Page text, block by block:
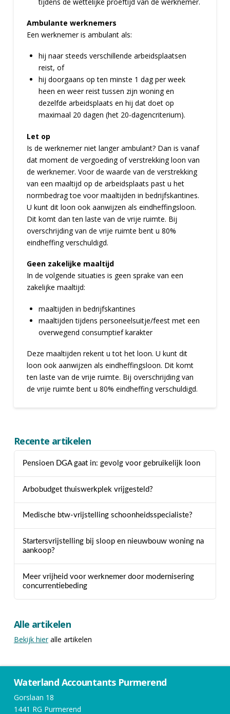
Ambulante werknemers
Een werknemer is ambulant als:
hij naar steeds verschillende arbeidsplaatsen
reist, of
hij doorgaans op ten minste 1 dag per week
heen en weer reist tussen zijn woning en
dezelfde arbeidsplaats en hij dat doet op
maximaal 20 dagen (het 20-dagencriterium).
Let op
Is de werknemer niet langer ambulant? Dan is vanaf
dat moment de vergoeding of verstrekking loon van
de werknemer. Voor de waarde van de verstrekking
van een maaltijd op de arbeidsplaats past u het
normbedrag toe voor maaltijden in bedrijfskantines.
U kunt dit loon ook aanwijzen als eindheffingsloon.
Dit komt dan ten laste van de vrije ruimte. Bij
overschrijding van de vrije ruimte bent u 80%
eindheffing verschuldigd.
Geen zakelijke maaltijd
In de volgende situaties is geen sprake van een
zakelijke maaltijd:
maaltijden in bedrijfskantines
maaltijden tijdens personeelsuitje/feest met een
overwegend consumptief karakter
Deze maaltijden rekent u tot het loon. U kunt dit
loon ook aanwijzen als eindheffingsloon. Dit komt
ten laste van de vrije ruimte. Bij overschrijding van
de vrije ruimte bent u 80% eindheffing verschuldigd.
Recente artikelen
Pensioen DGA gaat in: gevolg voor gebruikelijk loon
Arbobudget thuiswerkplek vrijgesteld?
Medische btw-vrijstelling schoonheidsspecialiste?
Startersvrijstelling bij sloop en nieuwbouw woning na
aankoop?
Meer vrijheid voor werknemer door modernisering
concurrentiebeding
Alle artikelen
Bekijk hieralle artikelen
Waterland Accountants Purmerend
Gorslaan 18
1441 RG Purmerend